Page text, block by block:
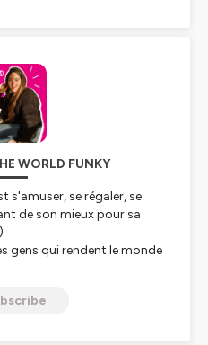
WORLD FUNKY
s'amuser, se régaler, se
de son mieux pour sa
gens qui rendent le monde